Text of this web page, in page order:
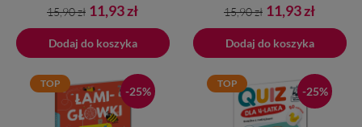
Cena
podstawowa
15,90 zł Cena
11,93 zł
Dodaj do koszyka
Cena
podstawowa
15,90 zł Cena
11,93 zł
Dodaj do koszyka
Dodano do koszyka
TOP
-25%
TOP
-25%